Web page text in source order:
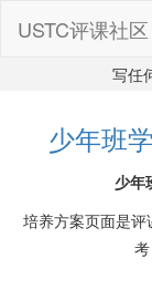
USTC评课社区
写任
少年班
少年
培养方案页面是